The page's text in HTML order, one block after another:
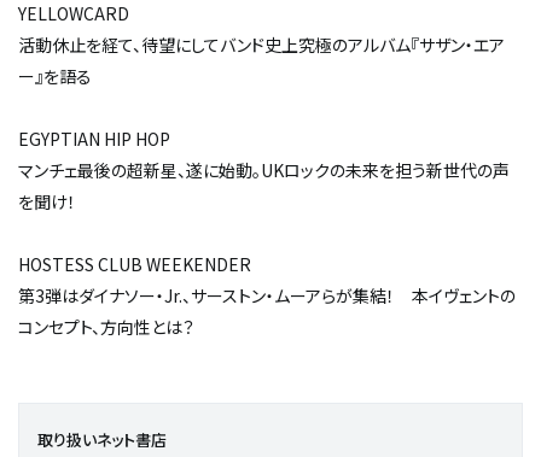
YELLOWCARD
活動休止を経て、待望にしてバンド史上究極のアルバム『サザン・エア
ー』を語る
EGYPTIAN HIP HOP
マンチェ最後の超新星、遂に始動。UKロックの未来を担う新世代の声
を聞け！
HOSTESS CLUB WEEKENDER
第3弾はダイナソー・Jr.、サーストン・ムーアらが集結！ 本イヴェントの
コンセプト、方向性とは？
取り扱いネット書店